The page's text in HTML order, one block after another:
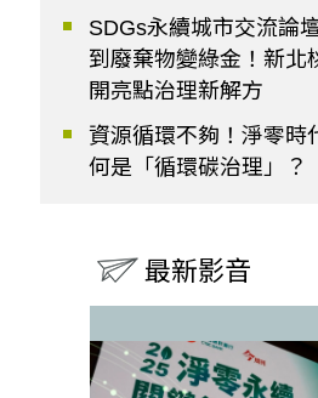
SDGs永續城市交流論
到廢棄物變綠金！新北
開亮點治理新解方
資源循環不夠！淨零時
何是「循環碳治理」？
最新影音